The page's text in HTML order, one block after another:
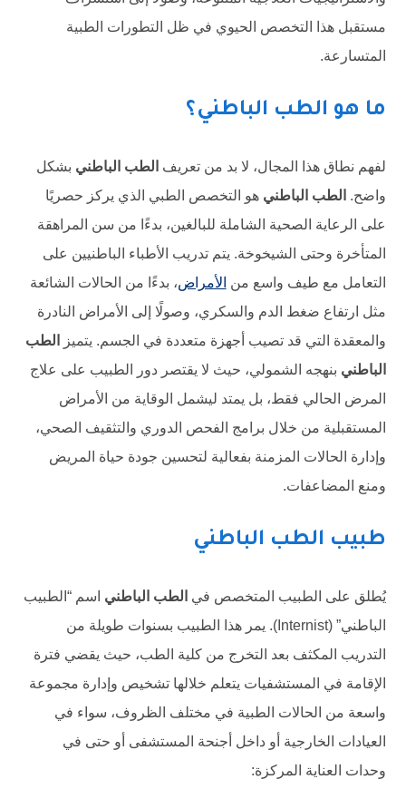
مستقبل هذا التخصص الحيوي في ظل التطورات الطبية
المتسارعة.
ما هو الطب الباطني؟
لفهم نطاق هذا المجال، لا بد من تعريف الطب الباطني بشكل
واضح. الطب الباطني هو التخصص الطبي الذي يركز حصريًا
على الرعاية الصحية الشاملة للبالغين، بدءًا من سن المراهقة
المتأخرة وحتى الشيخوخة. يتم تدريب الأطباء الباطنيين على
التعامل مع طيف واسع من الأمراض، بدءًا من الحالات الشائعة
مثل ارتفاع ضغط الدم والسكري، وصولًا إلى الأمراض النادرة
والمعقدة التي قد تصيب أجهزة متعددة في الجسم. يتميز
الطب
الباطني بنهجه الشمولي، حيث لا يقتصر دور الطبيب على علاج
المرض الحالي فقط، بل يمتد ليشمل الوقاية من الأمراض
المستقبلية من خلال برامج الفحص الدوري والتثقيف الصحي،
وإدارة الحالات المزمنة بفعالية لتحسين جودة حياة المريض
ومنع المضاعفات.
طبيب الطب الباطني
يُطلق على الطبيب المتخصص في الطب الباطني اسم “الطبيب
الباطني” (Internist). يمر هذا الطبيب بسنوات طويلة من
التدريب المكثف بعد التخرج من كلية الطب، حيث يقضي فترة
الإقامة في المستشفيات يتعلم خلالها تشخيص وإدارة مجموعة
واسعة من الحالات الطبية في مختلف الظروف، سواء في
العيادات الخارجية أو داخل أجنحة المستشفى أو حتى في
وحدات العناية المركزة: